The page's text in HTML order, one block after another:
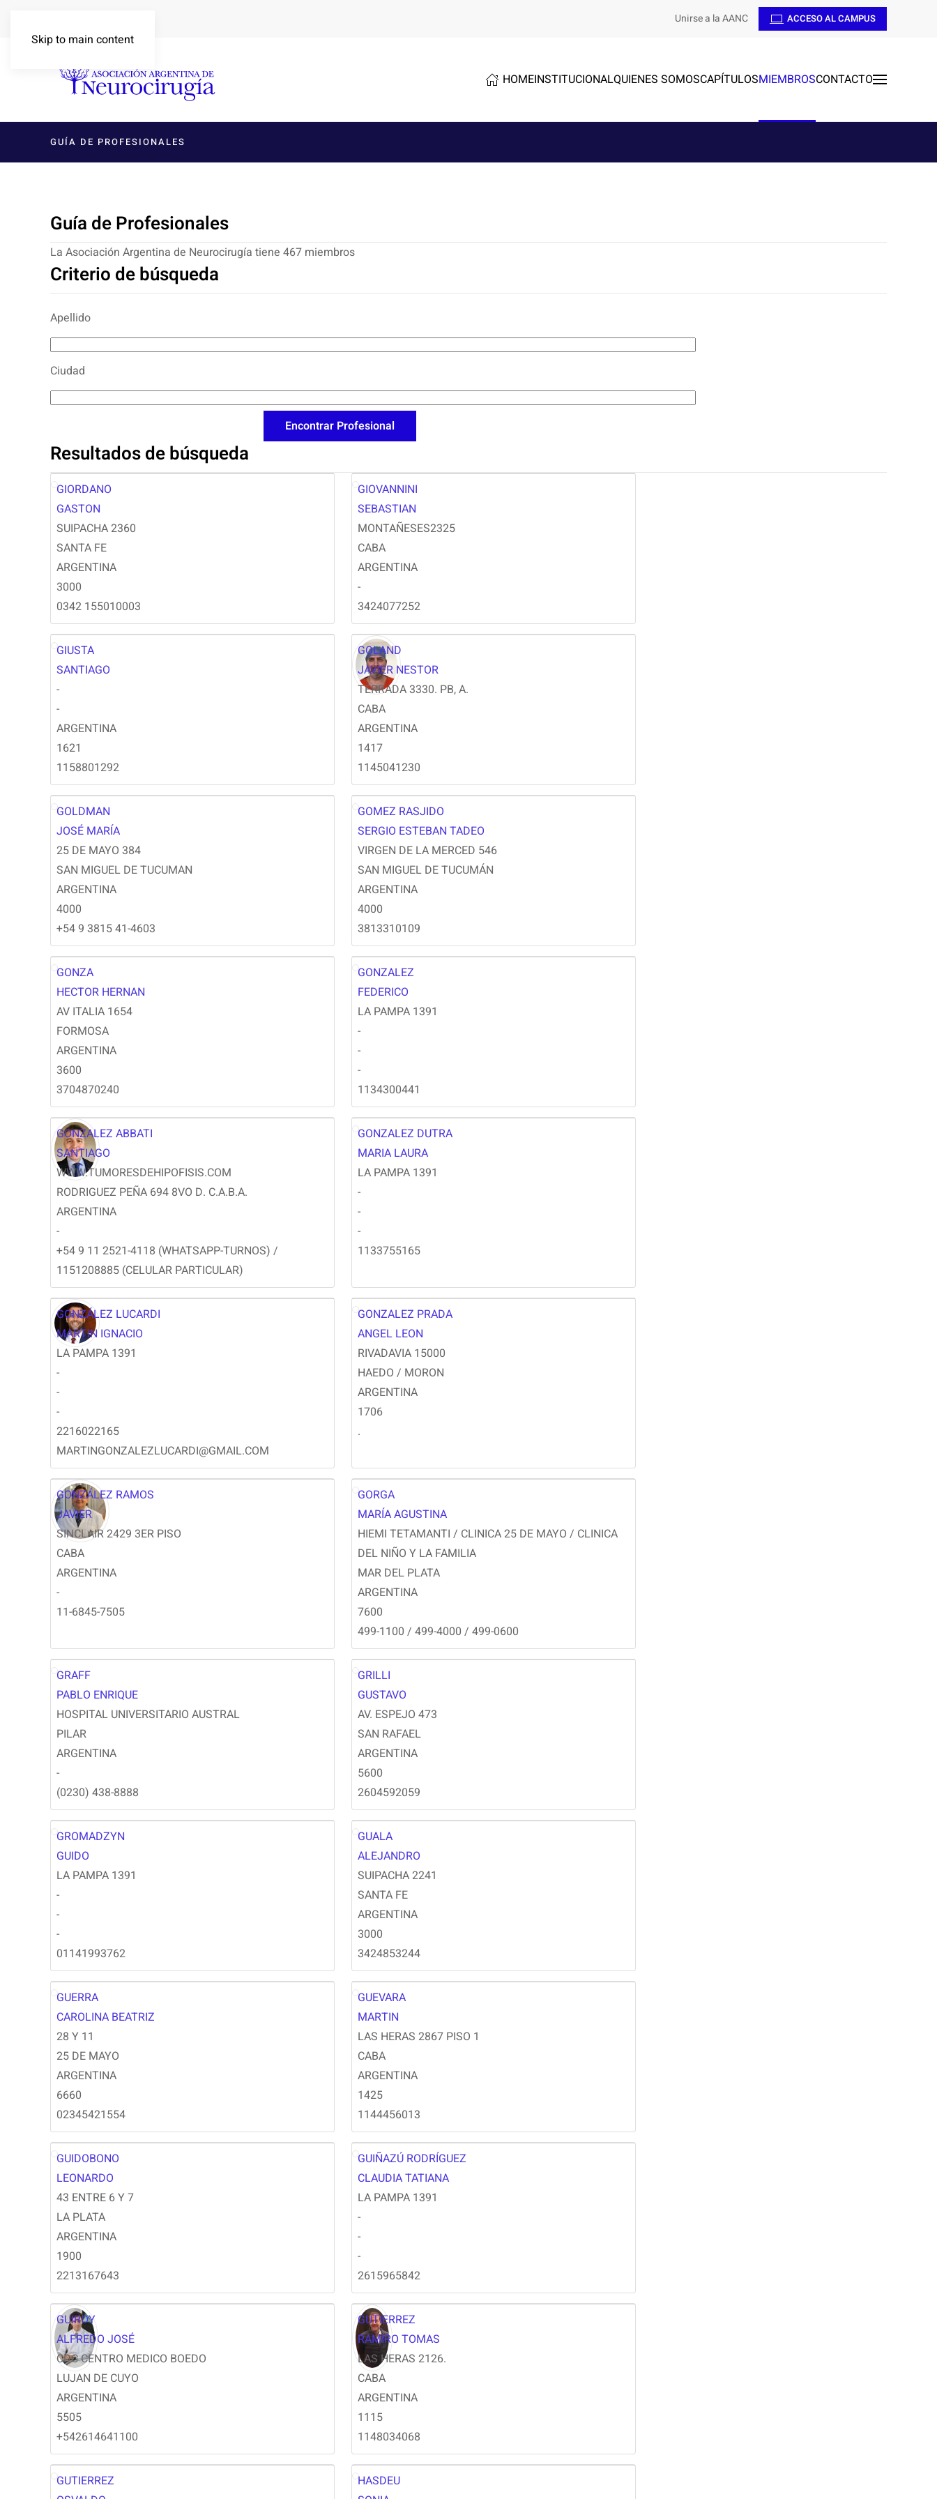
Skip to main content
Unirse a la AANC ACCESO AL CAMPUS
HOMEINSTITUCIONALQUIENES SOMOSCAPÍTULOSMIEMBROSCONTACTO
GUÍA DE PROFESIONALES
Guía de Profesionales
La Asociación Argentina de Neurocirugía tiene 467 miembros
Criterio de búsqueda
Apellido
Ciudad
Resultados de búsqueda
GG
GIORDANO
GASTON
SUIPACHA 2360
SANTA FE
ARGENTINA
3000
0342 155010003
SG
GIOVANNINI
SEBASTIAN
MONTAÑESES2325
CABA
ARGENTINA
-
3424077252
SG
GIUSTA
SANTIAGO
-
-
ARGENTINA
1621
1158801292
GOLAND
JAVIER NESTOR
TERRADA 3330. PB, A.
CABA
ARGENTINA
1417
1145041230
JG
GOLDMAN
JOSÉ MARÍA
25 DE MAYO 384
SAN MIGUEL DE TUCUMAN
ARGENTINA
4000
+54 9 3815 41-4603
SG
GOMEZ RASJIDO
SERGIO ESTEBAN TADEO
VIRGEN DE LA MERCED 546
SAN MIGUEL DE TUCUMÁN
ARGENTINA
4000
3813310109
HG
GONZA
HECTOR HERNAN
AV ITALIA 1654
FORMOSA
ARGENTINA
3600
3704870240
FG
GONZALEZ
FEDERICO
LA PAMPA 1391
-
-
-
1134300441
GONZALEZ ABBATI
SANTIAGO
WWW.TUMORESDEHIPOFISIS.COM
RODRIGUEZ PEÑA 694 8VO D. C.A.B.A.
ARGENTINA
-
+54 9 11 2521-4118 (WHATSAPP-TURNOS) /
1151208885 (CELULAR PARTICULAR)
MG
GONZALEZ DUTRA
MARIA LAURA
LA PAMPA 1391
-
-
-
1133755165
GONZÁLEZ LUCARDI
MARTIN IGNACIO
LA PAMPA 1391
-
-
-
2216022165
MARTINGONZALEZLUCARDI@GMAIL.COM
AG
GONZALEZ PRADA
ANGEL LEON
RIVADAVIA 15000
HAEDO / MORON
ARGENTINA
1706
.
GONZÁLEZ RAMOS
JAVIER
SINCLAIR 2429 3ER PISO
CABA
ARGENTINA
-
11-6845-7505
MG
GORGA
MARÍA AGUSTINA
HIEMI TETAMANTI / CLINICA 25 DE MAYO / CLINICA
DEL NIÑO Y LA FAMILIA
MAR DEL PLATA
ARGENTINA
7600
499-1100 / 499-4000 / 499-0600
PG
GRAFF
PABLO ENRIQUE
HOSPITAL UNIVERSITARIO AUSTRAL
PILAR
ARGENTINA
-
(0230) 438-8888
GG
GRILLI
GUSTAVO
AV. ESPEJO 473
SAN RAFAEL
ARGENTINA
5600
2604592059
GG
GROMADZYN
GUIDO
LA PAMPA 1391
-
-
-
01141993762
AG
GUALA
ALEJANDRO
SUIPACHA 2241
SANTA FE
ARGENTINA
3000
3424853244
CG
GUERRA
CAROLINA BEATRIZ
28 Y 11
25 DE MAYO
ARGENTINA
6660
02345421554
MG
GUEVARA
MARTIN
LAS HERAS 2867 PISO 1
CABA
ARGENTINA
1425
1144456013
LG
GUIDOBONO
LEONARDO
43 ENTRE 6 Y 7
LA PLATA
ARGENTINA
1900
2213167643
CG
GUIÑAZÚ RODRÍGUEZ
CLAUDIA TATIANA
LA PAMPA 1391
-
-
-
2615965842
GUIROY
ALFREDO JOSÉ
CDC CENTRO MEDICO BOEDO
LUJAN DE CUYO
ARGENTINA
5505
+542614641100
GUTIERREZ
RAMIRO TOMAS
LAS HERAS 2126.
CABA
ARGENTINA
1115
1148034068
GUTIERREZ
HASDEU